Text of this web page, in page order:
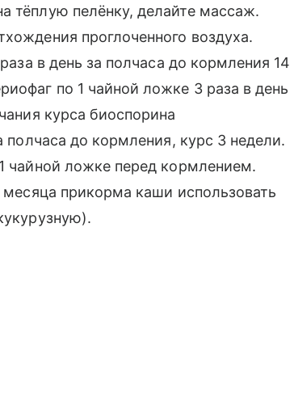
тёплую пелёнку, делайте массаж.
проглоченного воздуха.
в день за полчаса до кормления 14
по 1 чайной ложке 3 раза в день
курса биоспорина
до кормления, курс 3 недели.
чайной ложке перед кормлением.
прикорма каши использовать